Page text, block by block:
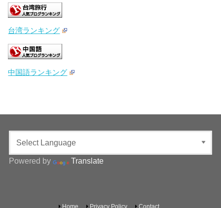
台湾ランキング
中国語ランキング
Powered by Translate
Home Privacy Policy Contact